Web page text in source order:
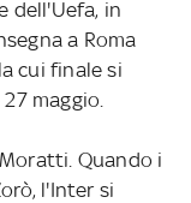
dell'Uefa, in
a Roma
cui finale si
maggio.
Quando i
l'Inter si